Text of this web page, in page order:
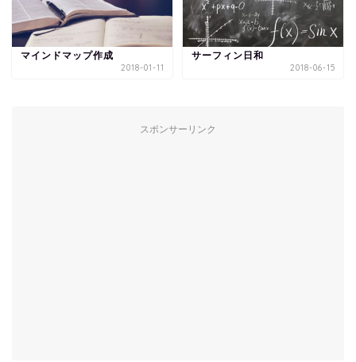
マインドマップ作成
2018-01-11
サーフィン日和
2018-06-15
スポンサーリンク